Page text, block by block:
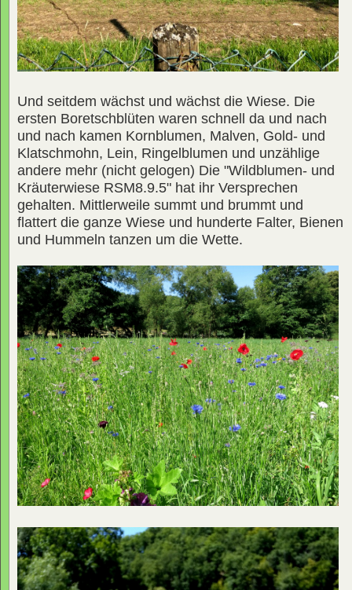
Und seitdem wächst und wächst die Wiese. Die
ersten Boretschblüten waren schnell da und nach
und nach kamen Kornblumen, Malven, Gold- und
Klatschmohn, Lein, Ringelblumen und unzählige
andere mehr (nicht gelogen) Die "Wildblumen- und
Kräuterwiese RSM8.9.5" hat ihr Versprechen
gehalten. Mittlerweile summt und brummt und
flattert die ganze Wiese und hunderte Falter, Bienen
und Hummeln tanzen um die Wette.